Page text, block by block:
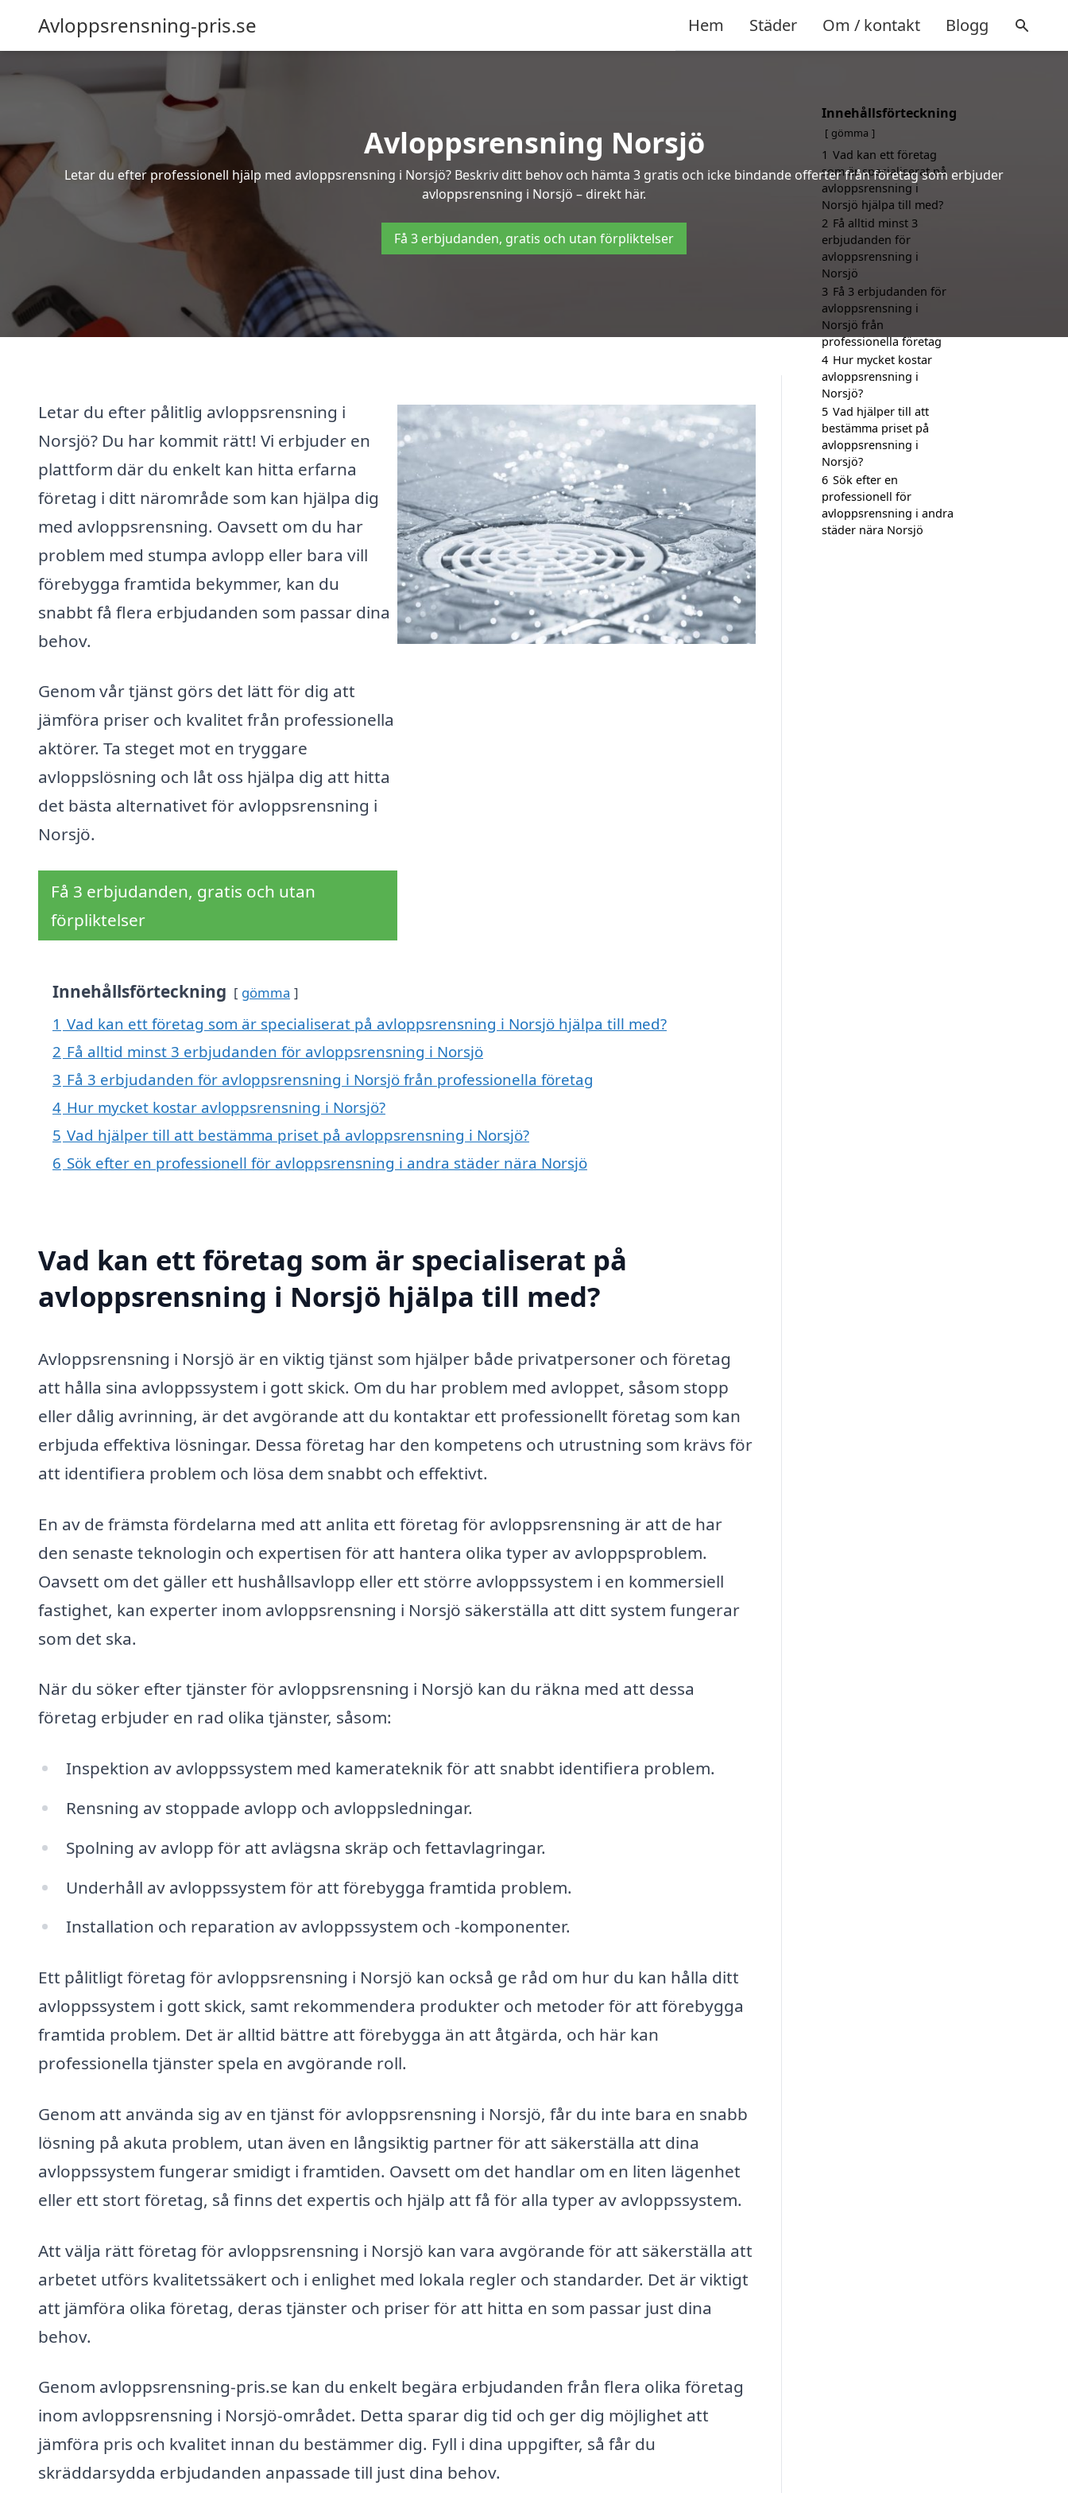
Avloppsrensning-pris.se Hem Städer Om / kontakt Blogg
Avloppsrensning Norsjö
Letar du efter professionell hjälp med avloppsrensning i Norsjö? Beskriv ditt behov och hämta 3 gratis och icke bindande offerter från företag som erbjuder
avloppsrensning i Norsjö – direkt här.
Få 3 erbjudanden, gratis och utan förpliktelser
Letar du efter pålitlig avloppsrensning i
Norsjö? Du har kommit rätt! Vi erbjuder en
plattform där du enkelt kan hitta erfarna
företag i ditt närområde som kan hjälpa dig
med avloppsrensning. Oavsett om du har
problem med stumpa avlopp eller bara vill
förebygga framtida bekymmer, kan du
snabbt få flera erbjudanden som passar dina
behov.
Genom vår tjänst görs det lätt för dig att
jämföra priser och kvalitet från professionella
aktörer. Ta steget mot en tryggare
avloppslösning och låt oss hjälpa dig att hitta
det bästa alternativet för avloppsrensning i
Norsjö.
Få 3 erbjudanden, gratis och utan
förpliktelser
Innehållsförteckning gömma
1 Vad kan ett företag som är specialiserat på avloppsrensning i Norsjö hjälpa till med?
2 Få alltid minst 3 erbjudanden för avloppsrensning i Norsjö
3 Få 3 erbjudanden för avloppsrensning i Norsjö från professionella företag
4 Hur mycket kostar avloppsrensning i Norsjö?
5 Vad hjälper till att bestämma priset på avloppsrensning i Norsjö?
6 Sök efter en professionell för avloppsrensning i andra städer nära Norsjö
Vad kan ett företag som är specialiserat på
avloppsrensning i Norsjö hjälpa till med?
Avloppsrensning i Norsjö är en viktig tjänst som hjälper både privatpersoner och företag
att hålla sina avloppssystem i gott skick. Om du har problem med avloppet, såsom stopp
eller dålig avrinning, är det avgörande att du kontaktar ett professionellt företag som kan
erbjuda effektiva lösningar. Dessa företag har den kompetens och utrustning som krävs för
att identifiera problem och lösa dem snabbt och effektivt.
En av de främsta fördelarna med att anlita ett företag för avloppsrensning är att de har
den senaste teknologin och expertisen för att hantera olika typer av avloppsproblem.
Oavsett om det gäller ett hushållsavlopp eller ett större avloppssystem i en kommersiell
fastighet, kan experter inom avloppsrensning i Norsjö säkerställa att ditt system fungerar
som det ska.
När du söker efter tjänster för avloppsrensning i Norsjö kan du räkna med att dessa
företag erbjuder en rad olika tjänster, såsom:
Inspektion av avloppssystem med kamerateknik för att snabbt identifiera problem.
Rensning av stoppade avlopp och avloppsledningar.
Spolning av avlopp för att avlägsna skräp och fettavlagringar.
Underhåll av avloppssystem för att förebygga framtida problem.
Installation och reparation av avloppssystem och -komponenter.
Ett pålitligt företag för avloppsrensning i Norsjö kan också ge råd om hur du kan hålla ditt
avloppssystem i gott skick, samt rekommendera produkter och metoder för att förebygga
framtida problem. Det är alltid bättre att förebygga än att åtgärda, och här kan
professionella tjänster spela en avgörande roll.
Genom att använda sig av en tjänst för avloppsrensning i Norsjö, får du inte bara en snabb
lösning på akuta problem, utan även en långsiktig partner för att säkerställa att dina
avloppssystem fungerar smidigt i framtiden. Oavsett om det handlar om en liten lägenhet
eller ett stort företag, så finns det expertis och hjälp att få för alla typer av avloppssystem.
Att välja rätt företag för avloppsrensning i Norsjö kan vara avgörande för att säkerställa att
arbetet utförs kvalitetssäkert och i enlighet med lokala regler och standarder. Det är viktigt
att jämföra olika företag, deras tjänster och priser för att hitta en som passar just dina
behov.
Genom avloppsrensning-pris.se kan du enkelt begära erbjudanden från flera olika företag
inom avloppsrensning i Norsjö-området. Detta sparar dig tid och ger dig möjlighet att
jämföra pris och kvalitet innan du bestämmer dig. Fyll i dina uppgifter, så får du
skräddarsydda erbjudanden anpassade till just dina behov.
Innehållsförteckning
gömma
1 Vad kan ett företag
som är specialiserat på
avloppsrensning i
Norsjö hjälpa till med?
2 Få alltid minst 3
erbjudanden för
avloppsrensning i
Norsjö
3 Få 3 erbjudanden för
avloppsrensning i
Norsjö från
professionella företag
4 Hur mycket kostar
avloppsrensning i
Norsjö?
5 Vad hjälper till att
bestämma priset på
avloppsrensning i
Norsjö?
6 Sök efter en
professionell för
avloppsrensning i andra
städer nära Norsjö